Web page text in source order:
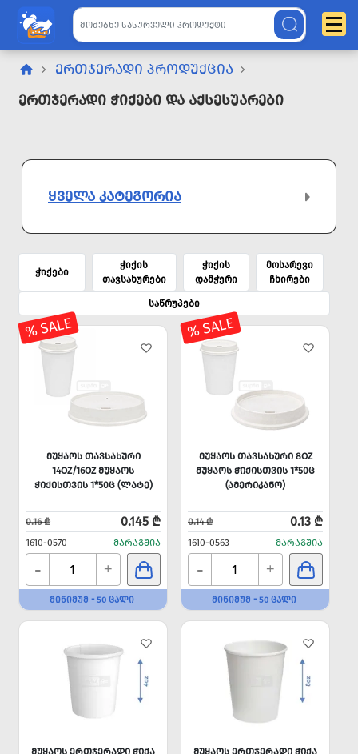
ᲔᲠᲗᲯᲔᲠᲐᲓᲘ ᲞᲠᲝᲓᲣᲥᲪᲘᲐ
Ერთჯერადი Ჭიქები Და Აქსესუარები
ᲧᲕᲔᲚᲐ ᲙᲐᲢᲔᲒᲝᲠᲘᲐ
ჭიქები
ჭიქის
თავსახურები
ჭიქის
დამჭერი
მოსარევი
ჩხირები
საწრუპები
% SALE
ᲛᲣᲧᲐᲝᲡ ᲗᲐᲕᲡᲐᲮᲣᲠᲘ
14OZ/16OZ ᲛᲣᲧᲐᲝᲡ
ᲭᲘᲥᲘᲡᲗᲕᲘᲡ 1*50Ც (ᲚᲐᲢᲔ)
0.16 ₾ 0.145 ₾
1610-0570 ᲛᲐᲠᲐᲒᲨᲘᲐ
- +
ᲛᲘᲜᲘᲛᲣᲛ - 50 ᲪᲐᲚᲘ
% SALE
ᲛᲣᲧᲐᲝᲡ ᲗᲐᲕᲡᲐᲮᲣᲠᲘ 8OZ
ᲛᲣᲧᲐᲝᲡ ᲭᲘᲥᲘᲡᲗᲕᲘᲡ 1*50Ც
(ᲐᲛᲔᲠᲘᲙᲐᲜᲝ)
0.14 ₾ 0.13 ₾
1610-0563 ᲛᲐᲠᲐᲒᲨᲘᲐ
- +
ᲛᲘᲜᲘᲛᲣᲛ - 50 ᲪᲐᲚᲘ